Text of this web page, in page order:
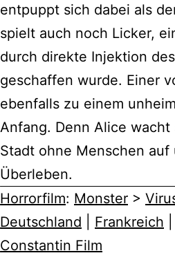
entpuppt sich dabei als
spielt auch noch Licker,
durch direkte Injektion
geschaffen wurde. Einer
ebenfalls zu einem
Anfang. Denn Alice
Stadt ohne Menschen
Überleben.
Horrorfilm: Monster >
Deutschland
Frankreich
Constantin Film